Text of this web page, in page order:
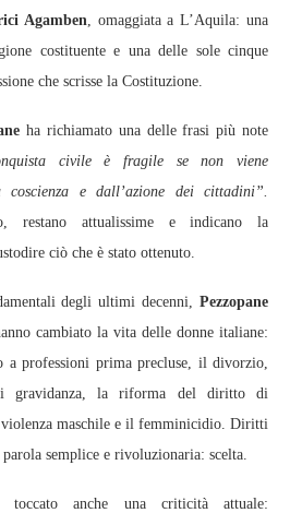
Agamben, omaggiata a L’Aquila: una
costituente e una delle sole cinque
che scrisse la Costituzione.
ha richiamato una delle frasi più note
civile è fragile se non viene
coscienza e dall’azione dei cittadini”.
restano attualissime e indicano la
ciò che è stato ottenuto.
degli ultimi decenni, Pezzopane
cambiato la vita delle donne italiane:
a professioni prima precluse, il divorzio,
gravidanza, la riforma del diritto di
maschile e il femminicidio. Diritti
semplice e rivoluzionaria: scelta.
anche una criticità attuale: